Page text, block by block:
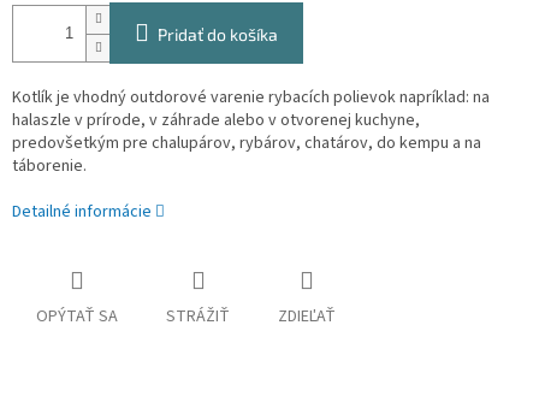
Pridať do košíka
Kotlík je vhodný outdorové varenie rybacích polievok napríklad: na
halaszle v prírode, v záhrade alebo v otvorenej kuchyne,
predovšetkým pre chalupárov, rybárov, chatárov, do kempu a na
táborenie.
Detailné informácie
OPÝTAŤ SA STRÁŽIŤ ZDIEĽAŤ